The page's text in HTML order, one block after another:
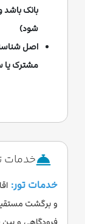
بانک باشد
شود)
اصل
مشترک یا
خدمات
خدمات تور:
و برگشت